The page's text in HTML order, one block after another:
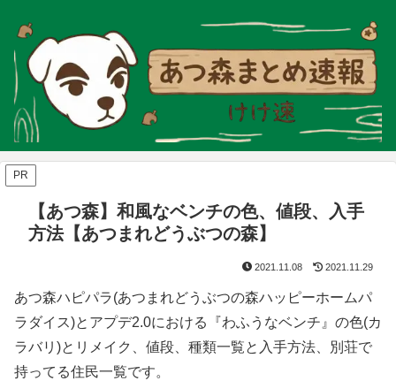
PR
【あつ森】和風なベンチの色、値段、入手
方法【あつまれどうぶつの森】
2021.11.08 2021.11.29
あつ森ハピパラ(あつまれどうぶつの森ハッピーホームパ
ラダイス)とアプデ2.0における『わふうなベンチ』の色(カ
ラバリ)とリメイク、値段、種類一覧と入手方法、別荘で
持ってる住民一覧です。